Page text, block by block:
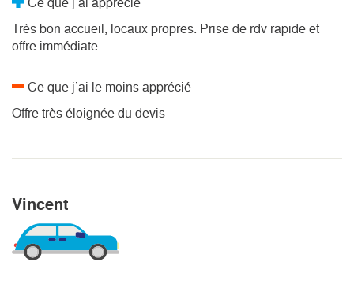
Très bon accueil, locaux propres. Prise de rdv rapide et
offre immédiate.
Ce que j’ai le moins apprécié
Offre très éloignée du devis
Vincent